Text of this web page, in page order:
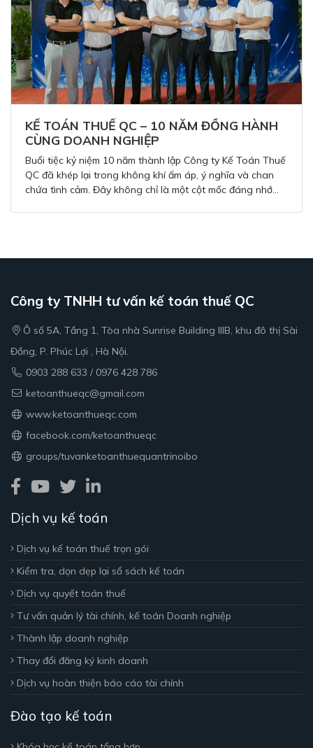
KẾ TOÁN THUẾ QC – 10 NĂM ĐỒNG HÀNH
CÙNG DOANH NGHIỆP
Buổi tiệc kỷ niệm 10 năm thành lập Công ty Kế Toán Thuế
QC đã khép lại trong không khí ấm áp, ý nghĩa và chan
chứa tình cảm. Đây không chỉ là một cột mốc đáng nhớ
Công ty TNHH tư vấn kế toán thuế QC
Ô số 5A, Tầng 1, Tòa nhà Sunrise Building IIIB, khu đô thị Sài
Đồng, P. Phúc Lợi , Hà Nội.
0903 288 633 / 0976 428 786
ketoanthueqc@gmail.com
www.ketoanthueqc.com
facebook.com/ketoanthueqc
groups/tuvanketoanthuequantrinoibo
Dịch vụ kế toán
Dịch vụ kế toán thuế trọn gói
Kiểm tra, dọn dẹp lại sổ sách kế toán
Dịch vụ quyết toán thuế
Tư vấn quản lý tài chính, kế toán Doanh nghiệp
Thành lập doanh nghiệp
Thay đổi đăng ký kinh doanh
Dịch vụ hoàn thiện báo cáo tài chính
Đào tạo kế toán